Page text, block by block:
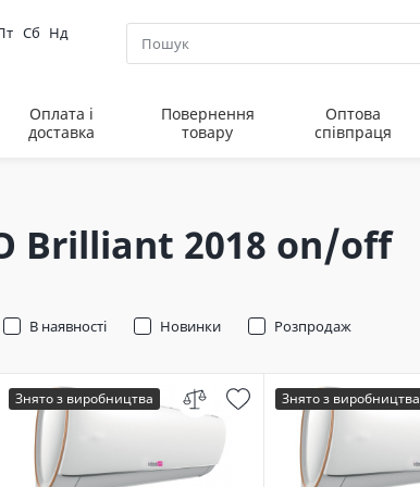
Сб Нд
Оплата і
доставка
Повернення
товару
Оптова
співпраця
Brilliant 2018 on/off
В наявності Новинки Розпродаж
Знято з виробництва Знято з виробництва